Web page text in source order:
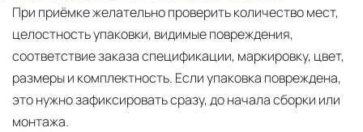
При приёмке желательно проверить количество мест,
целостность упаковки, видимые повреждения,
соответствие заказа спецификации, маркировку, цвет,
размеры и комплектность. Если упаковка повреждена,
это нужно зафиксировать сразу, до начала сборки или
монтажа.